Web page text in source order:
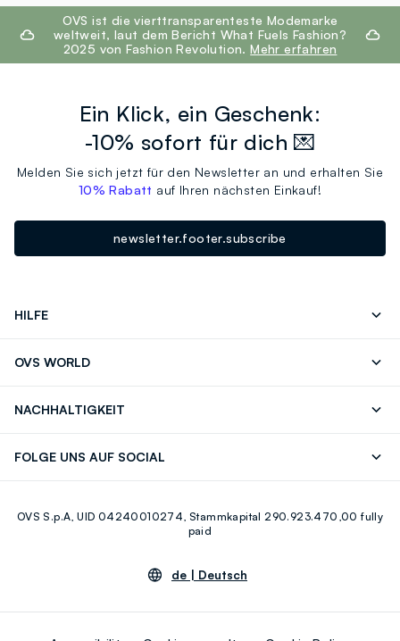
footer.ariatitleOVS ist die vierttransparenteste Modemarke
weltweit, laut dem Bericht What Fuels Fashion?
2025 von Fashion Revolution.Mehr erfahren
Ein Klick, ein Geschenk:
-10% sofort für dich 💌
Melden Sie sich jetzt für den Newsletter an und erhalten Sie
10% Rabatt auf Ihren nächsten Einkauf!
newsletter.footer.subscribe
HILFE
Bestellung/Rücksendung
OVS WORLD
NACHHALTIGKEIT
FOLGE UNS AUF SOCIAL
Youtube Linkedin
OVS S.p.A, UID 04240010274, Stammkapital 290.923.470,00 fully
paid
de | Deutsch